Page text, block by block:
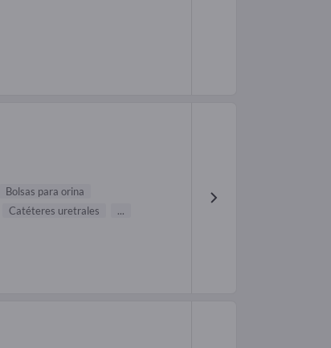
Bolsas para orina
Catéteres uretrales ...